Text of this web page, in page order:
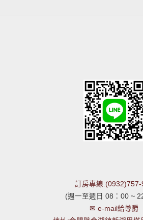
訂房專線:(0932)757-
(週一至週日 08：00 ~
✉ e-mail給尊爵